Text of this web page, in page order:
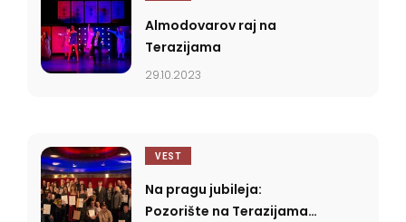
Almodovarov raj na
Terazijama
29.10.2023
VEST
Na pragu jubileja:
Pozorište na Terazijama